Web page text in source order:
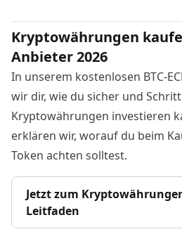
Kryptowährungen
Anbieter 2026
In unserem kostenlosen BTC-
wir dir, wie du sicher und
Kryptowährungen investieren
erklären wir, worauf du beim
Token achten solltest.
Jetzt zum
Leitfaden